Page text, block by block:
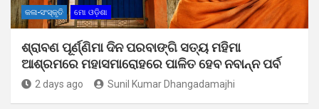
କଳା-ସଂସ୍କୃତି ମୋ ଓଡ଼ିଶା
ଶ୍ରାବଣ ପୂର୍ଣ୍ଣିମା ଦିନ ପରବାଙ୍ଗି ସତ୍ୟ ମହିମା
ଆଶ୍ରମରେ ମହାସମାରୋହରେ ପାଳିତ ହେବ ନବାନ୍ନ ପର୍ବ
2 days ago Sunil Kumar Dhangadamajhi